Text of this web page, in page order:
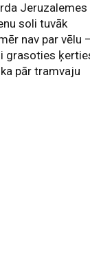
Jeruzalemes
soli tuvāk
nav par vēlu
grasoties
pār tramvaju